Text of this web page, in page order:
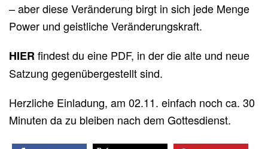
– aber diese Veränderung birgt in sich jede Menge
Power und geistliche Veränderungskraft.
HIERfindest du eine PDF, in der die alte und neue
Satzung gegenübergestellt sind.
Herzliche Einladung, am 02.11. einfach noch ca. 30
Minuten da zu bleiben nach dem Gottesdienst.